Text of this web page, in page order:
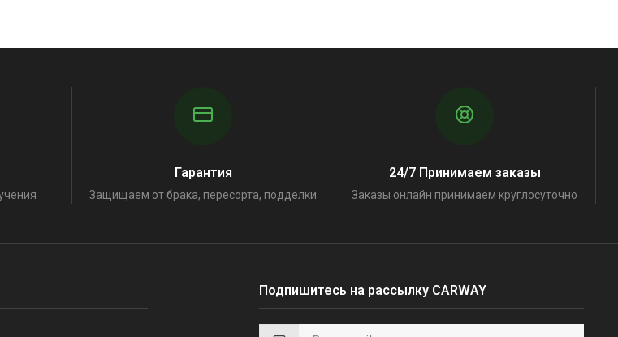
Гарантия
Защищаем от брака, пересорта, подделки
24/7 Принимаем заказы
Заказы онлайн принимаем круглосуточно
Подпишитесь на рассылку CARWAY